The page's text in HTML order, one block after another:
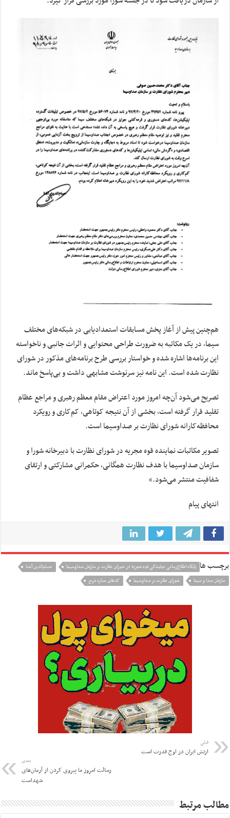
هم‌چنین پیش از آغاز پخش مسابقات استعدادیابی در شبکه‌های مختلف
سیما، در یک مکاتبه به ضرورت طراحی محتوایی و اثرات جانبی و ناخواسته
این برنامه‌ها اشاره شده و خواستار بررسی طرح برنامه‌های مذکور در شورای
نظارت شده است. این نامه نیز سرنوشت مشابهی داشت و بی‌پاسخ ماند.
تصریح می‌شود آن‌چه امروز مورد اعتراض مقام معظم رهبری و مراجع عظام
تقلید قرار گرفته است، بخشی از آن نتیجه کوتاهی، کم‌کاری و رویکرد
محافظه‌کارانه شورای نظارت بر صداوسیما است.
تصویر مکاتبات نماینده قوه مجریه در شورای نظارت با دبیرخانه شورا و
سازمان صداوسیما با هدف نظارت همگانی، حکمرانی مشارکتی و ارتقای
شفافیت منتشر می‌شود.»
انتهای پیام
برچسب ها پایگاه اطلاع‌رسانی نمایندگی قوه مجریه در شورای نظارت بر سازمان صداوسیما
حسام‌الدين آشنا
سازمان صدا و سیما
شورای نظارت بر صداوسیما کدهای ستاره مربع
قبلی
ارتش ایران در اوج قدرت است
بعدی
رسالت امروز ما پیروی کردن از آرمان‌های
شهداست
مطالب مرتبط